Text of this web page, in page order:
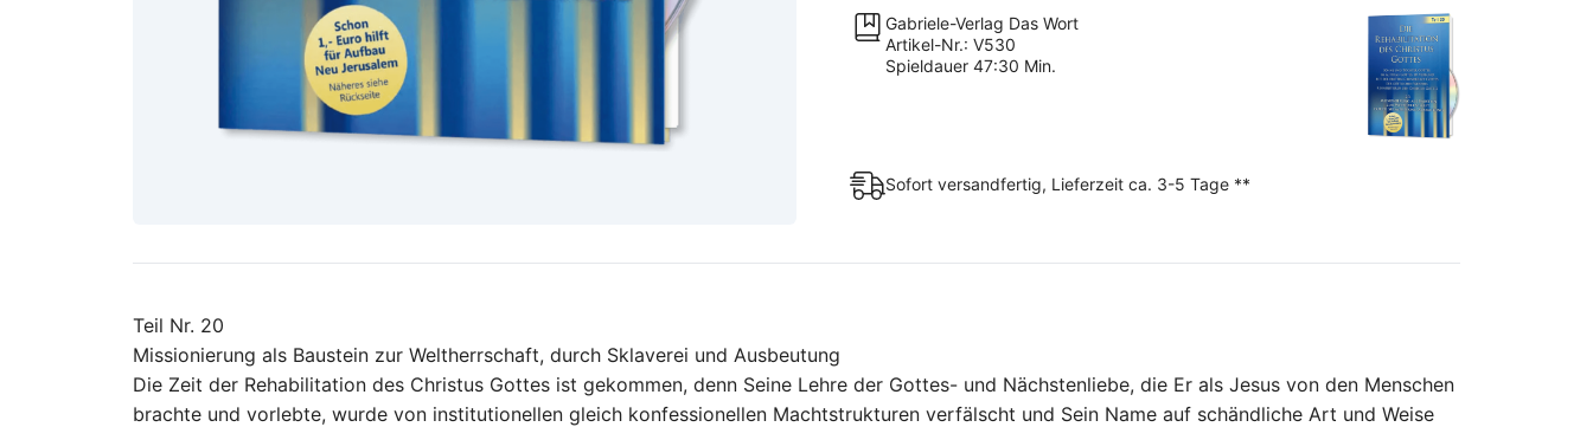
und
Ausbeutung
Menge
Gabriele-Verlag Das Wort
Artikel-Nr.: V530
Spieldauer 47:30 Min.
Sofort versandfertig, Lieferzeit ca. 3-5 Tage **
Teil Nr. 20
Missionierung als Baustein zur Weltherrschaft, durch Sklaverei und Ausbeutung
Die Zeit der Rehabilitation des Christus Gottes ist gekommen, denn Seine Lehre der Gottes- und Nächstenliebe, die Er als Jesus von den Menschen
brachte und vorlebte, wurde von institutionellen gleich konfessionellen Machtstrukturen verfälscht und Sein Name auf schändliche Art und Weise